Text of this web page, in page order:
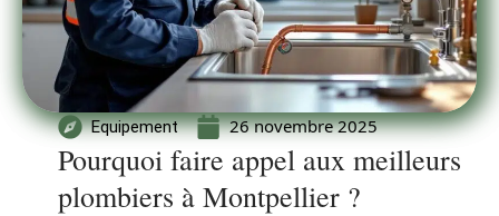
Equipement 26 novembre 2025
Pourquoi faire appel aux meilleurs
plombiers à Montpellier ?